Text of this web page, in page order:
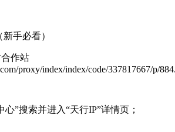
手必看）
作站
proxy/index/index/code/337817667/p/
”搜索并进入“天行IP”详情页；